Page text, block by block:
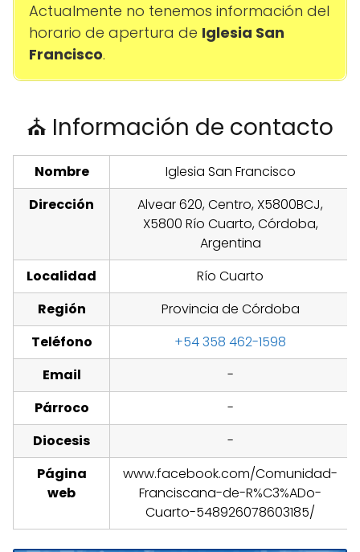
Actualmente no tenemos información del
horario de apertura de Iglesia San
Francisco.
⛪ Información de contacto
Nombre
Iglesia San Francisco
Dirección
Alvear 620, Centro, X5800BCJ,
X5800 Río Cuarto, Córdoba,
Argentina
Localidad
Río Cuarto
Región
Provincia de Córdoba
Teléfono
+54 358 462-1598
Email
-
Párroco
-
Diocesis
-
Página
web
www.facebook.com/Comunidad-
Franciscana-de-R%C3%ADo-
Cuarto-548926078603185/